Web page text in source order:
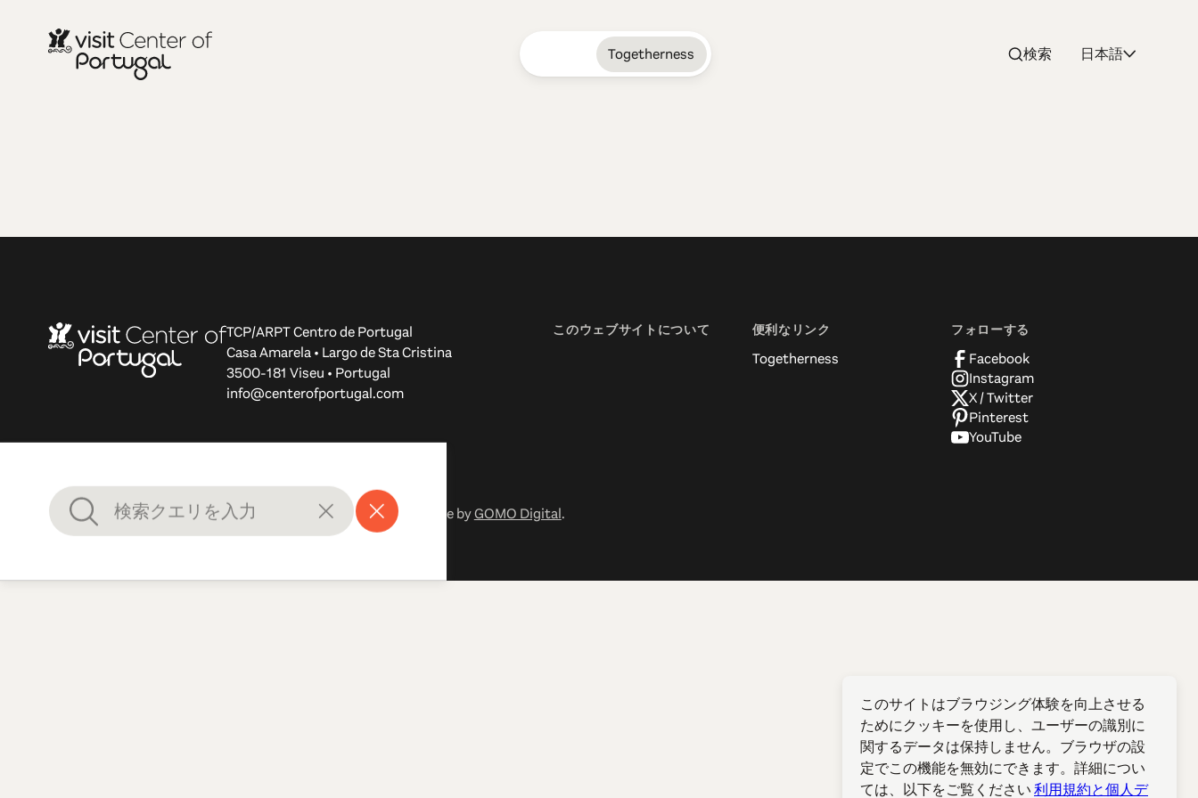
Togetherness 検索 日本語
Edition 90 - Belvederes
TCP/ARPT Centro de Portugal
Casa Amarela • Largo de Sta Cristina
3500-181 Viseu • Portugal
info@centerofportugal.com
このウェブサイトについて 便利なリンク
Togetherness
フォローする
Facebook
Instagram
X / Twitter
Pinterest
YouTube
© 2012-2026 TCP/ARPT Centro de Portugal. 全著作権所有. Made byGOMO Digital.
このサイトはブラウジング体験を向上させる
ためにクッキーを使用し、ユーザーの識別に
関するデータは保持しません。ブラウザの設
定でこの機能を無効にできます。詳細につい
ては、以下をご覧ください利用規約と個人デ